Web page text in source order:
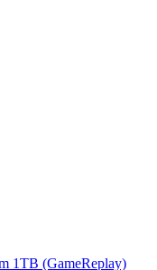
1TB (GameReplay)